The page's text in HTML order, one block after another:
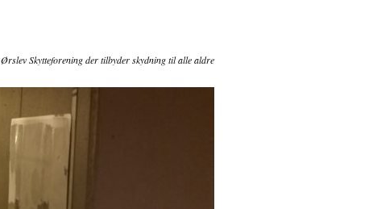
Ørslev Skytteforening der tilbyder skydning til alle aldre